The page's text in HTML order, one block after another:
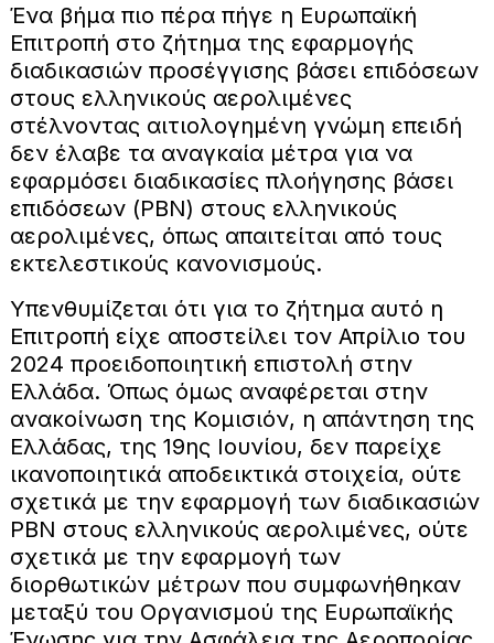
Ένα βήμα πιο πέρα πήγε η Ευρωπαϊκή
Επιτροπή στο ζήτημα της εφαρμογής
διαδικασιών προσέγγισης βάσει επιδόσεων
στους ελληνικούς αερολιμένες
στέλνοντας αιτιολογημένη γνώμη επειδή
δεν έλαβε τα αναγκαία μέτρα για να
εφαρμόσει διαδικασίες πλοήγησης βάσει
επιδόσεων (PBN) στους ελληνικούς
αερολιμένες, όπως απαιτείται από τους
εκτελεστικούς κανονισμούς.
Υπενθυμίζεται ότι για το ζήτημα αυτό η
Επιτροπή είχε αποστείλει τον Απρίλιο του
2024 προειδοποιητική επιστολή στην
Ελλάδα. Όπως όμως αναφέρεται στην
ανακοίνωση της Κομισιόν, η απάντηση της
Ελλάδας, της 19ης Ιουνίου, δεν παρείχε
ικανοποιητικά αποδεικτικά στοιχεία, ούτε
σχετικά με την εφαρμογή των διαδικασιών
PBN στους ελληνικούς αερολιμένες, ούτε
σχετικά με την εφαρμογή των
διορθωτικών μέτρων που συμφωνήθηκαν
μεταξύ του Οργανισμού της Ευρωπαϊκής